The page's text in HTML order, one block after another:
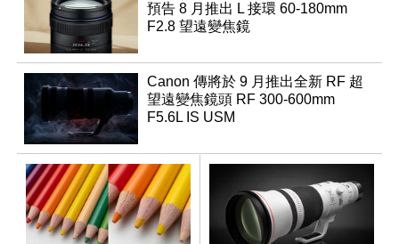
預告 8 月推出 L 接環 60-180mm
F2.8 望遠變焦鏡
Canon 傳將於 9 月推出全新 RF 超
望遠變焦鏡頭 RF 300-600mm
F5.6L IS USM